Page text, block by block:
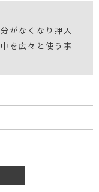
がなくなり押入
を広々と使う事